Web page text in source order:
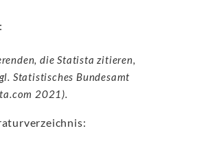
die Statista zitieren,
Statistisches Bundesamt
2021).